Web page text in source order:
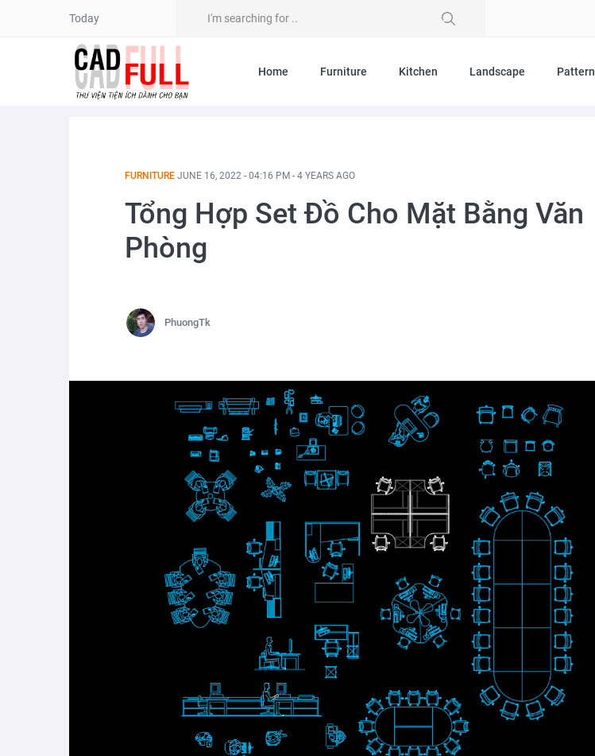
Today
Home Furniture Kitchen Landscape Pattern
FURNITURE JUNE 16, 2022 - 04:16 PM - 4 YEARS AGO
Tổng Hợp Set Đồ Cho Mặt Bằng Văn
Phòng
PhuongTk